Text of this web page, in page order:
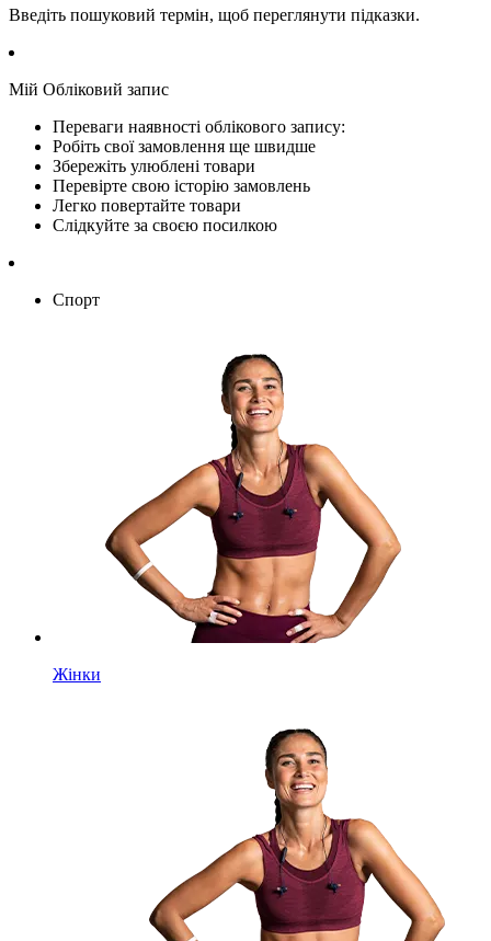
Введіть пошуковий термін, щоб переглянути підказки.
Мій Обліковий запис
Переваги наявності облікового запису:
Робіть свої замовлення ще швидше
Збережіть улюблені товари
Перевірте свою історію замовлень
Легко повертайте товари
Слідкуйте за своєю посилкою
Спорт
Жінки